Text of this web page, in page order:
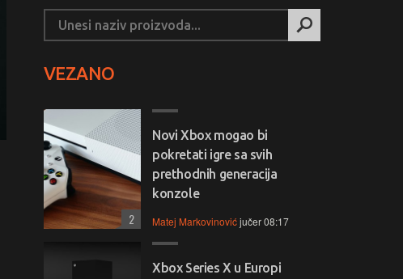
VEZANO
Novi Xbox mogao bi
pokretati igre sa svih
prethodnih generacija
konzole
Matej Markovinovićjučer 08:17
2
Xbox Series X u Europi